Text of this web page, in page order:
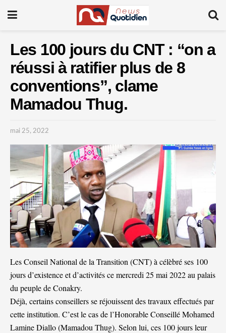
Les 100 jours du CNT : “on a
réussi à ratifier plus de 8
conventions”, clame
Mamadou Thug.
mai 25, 2022
Les Conseil National de la Transition (CNT) à célèbré ses 100
jours d’existence et d’activités ce mercredi 25 mai 2022 au palais
du peuple de Conakry.
Déjà, certains conseillers se réjouissent des travaux effectués par
cette institution. C’est le cas de l’Honorable Conseillé Mohamed
Lamine Diallo (Mamadou Thug). Selon lui, ces 100 jours leur